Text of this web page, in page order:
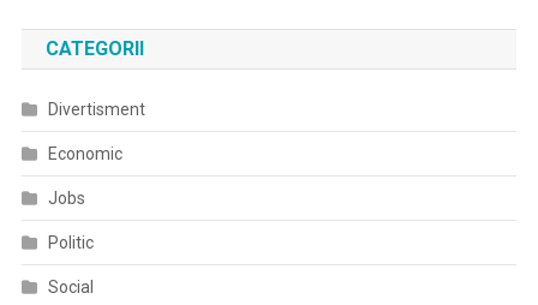
CATEGORII
Divertisment
Economic
Jobs
Politic
Social